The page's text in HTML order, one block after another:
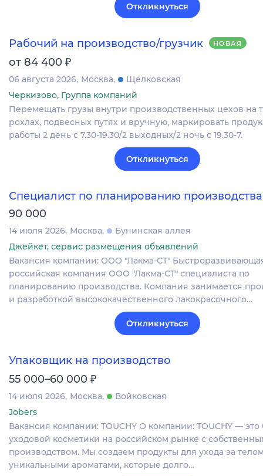
Откликнуться
Рабочий на производство/грузчик НОВАЯ
от 84 400 ₽
06 августа 2026 Москва
Щелковская
Черкизово, Группа компаний
Перемещать грузы внутри производственных цехов на
рохлах, подвесных путях и вручную, маркировать
работы 2 день с 7.30-19.30/2 выходных/2 ночь с 19.30-7.
Откликнуться
Специалист по планированию производства
90 000
14 июля 2026 Москва
Бунинская аллея
Джейкет, сервис размещения объявлений
Вакансия компании: ООО "Лакма-СТ"
российская компания ООО "Лакма-СТ" специалиста по
планированию производства. Компания занимается
и разработкой высококачественного лакокрасочного…
Откликнуться
Упаковщик на производство
55 000–60 000 ₽
14 июля 2026 Москва
Войковская
Jobers
Вакансия компании: TOUCHY О компании: TOUCHY —
уходовой косметики на российском рынке с
производством. Мы создаем продукты для ухода за
уникальными ароматами, которые долго…